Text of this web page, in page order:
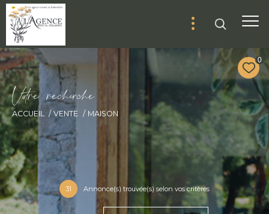
0
Vore recece
ACCUEIL VENTE MAISON
31 Annonce(s) trouvée(s) selon vos critères